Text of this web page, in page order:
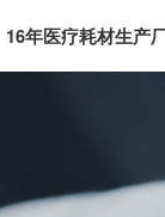
16年医疗耗材生产